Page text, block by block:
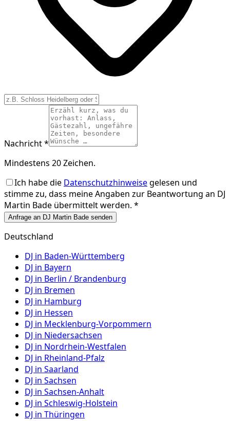
Nachricht *
Mindestens 20 Zeichen.
Ich habe die Datenschutzhinweisegelesen und
stimme zu, dass meine Angaben zur Beantwortung an DJ
Martin Bade übermittelt werden. *
Anfrage an DJ Martin Bade senden
Deutschland
DJ in Baden-Württemberg
DJ in Bayern
DJ in Berlin / Brandenburg
DJ in Bremen
DJ in Hamburg
DJ in Hessen
DJ in Mecklenburg-Vorpommern
DJ in Niedersachsen
DJ in Nordrhein-Westfalen
DJ in Rheinland-Pfalz
DJ in Saarland
DJ in Sachsen
DJ in Sachsen-Anhalt
DJ in Schleswig-Holstein
DJ in Thüringen